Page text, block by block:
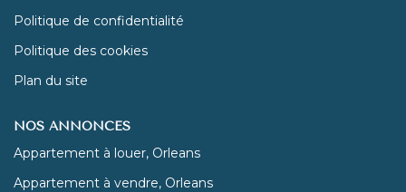
Politique de confidentialité
Politique des cookies
Plan du site
NOS ANNONCES
Appartement à louer, Orleans
Appartement à vendre, Orleans